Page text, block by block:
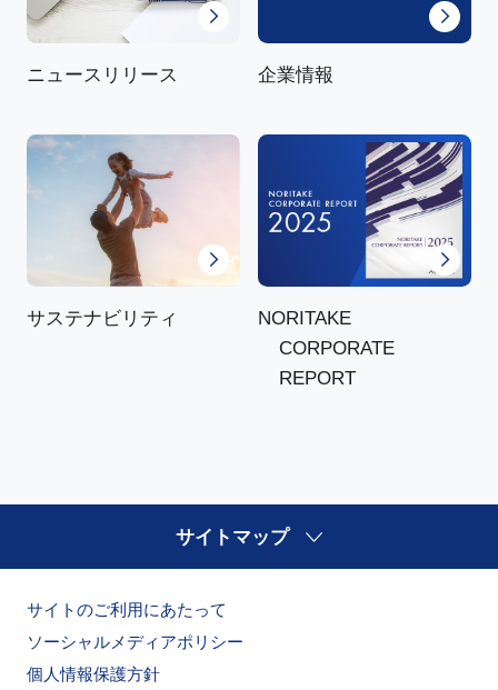
ニュースリリース 企業情報
サステナビリティ
NORITAKE
CORPORATE
REPORT
サイトマップ
サイトのご利用にあたって
ソーシャルメディアポリシー
個人情報保護方針